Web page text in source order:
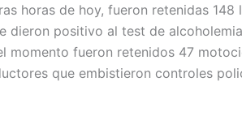
horas de hoy, fueron retenidas
dieron positivo al test de
momento fueron retenidos 47
que embistieron controles